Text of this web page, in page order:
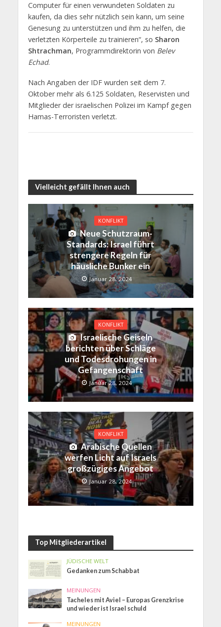
Computer für einen verwundeten Soldaten zu
kaufen, da dies sehr nützlich sein kann, um seine
Genesung zu unterstützen und ihm zu helfen, die
verletzten Körperteile zu trainieren“, so Sharon
Shtrachman, Programmdirektorin von Belev
Echad.
Nach Angaben der IDF wurden seit dem 7.
Oktober mehr als 6.125 Soldaten, Reservisten und
Mitglieder der israelischen Polizei im Kampf gegen
Hamas-Terroristen verletzt.
Vielleicht gefällt Ihnen auch
KONFLIKT
Neue Schutzraum-
Standards: Israel führt
strengere Regeln für
häusliche Bunker ein
Januar 28, 2024
KONFLIKT
Israelische Geiseln
berichten über Schläge
und Todesdrohungen in
Gefangenschaft
Januar 28, 2024
KONFLIKT
Arabische Quellen
werfen Licht auf Israels
großzügiges Angebot
Januar 28, 2024
Top Mitgliederartikel
JÜDISCHE WELT
Gedanken zum Schabbat
MEINUNGEN
Tacheles mit Aviel – Europas Grenzkrise
und wieder ist Israel schuld
MEINUNGEN